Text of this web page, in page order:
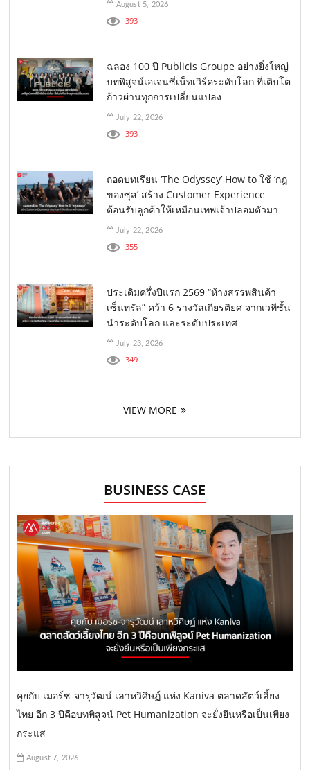
August 5, 2026
393
ฉลอง 100 ปี Publicis Groupe อย่างยิ่งใหญ่
บทพิสูจน์เอเจนซี่เน็ทเวิร์คระดับโลก ที่เติบโต
ก้าวผ่านทุกการเปลี่ยนแปลง
July 22, 2026
393
ถอดบทเรียน ‘The Odyssey’ How to ใช้ ‘กฎ
ของซุส’ สร้าง Customer Experience
ต้อนรับลูกค้าให้เหมือนเทพเจ้าปลอมตัวมา
July 22, 2026
355
ประเดิมครึ่งปีแรก 2569 “ห้างสรรพสินค้า
เซ็นทรัล” คว้า 6 รางวัลเกียรติยศ จากเวทีชั้น
นำระดับโลก และระดับประเทศ
July 23, 2026
349
VIEW MORE
BUSINESS CASE
คุยกับ เมอร์ซ-จารุวัฒน์ เลาหวิศิษฏ์ แห่ง Kaniva ตลาดสัตว์เลี้ยง
ไทย อีก 3 ปีคือบทพิสูจน์ Pet Humanization จะยั่งยืนหรือเป็นเพียง
กระแส
August 7, 2026